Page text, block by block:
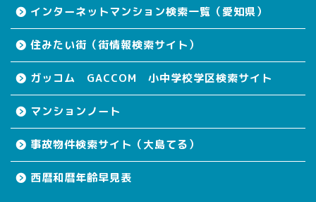
インターネットマンション検索一覧（愛知県）
住みたい街（街情報検索サイト）
ガッコム GACCOM 小中学校学区検索サイト
マンションノート
事故物件検索サイト（大島てる）
西暦和暦年齢早見表